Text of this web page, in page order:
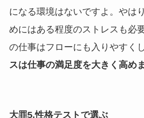
になる環境はないですよ。やは
めにはある程度のストレスも必
の仕事はフローにも入りやすくし
スは仕事の満足度を大きく高め
大罪5.性格テストで選ぶ